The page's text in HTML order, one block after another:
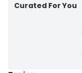
Curated For You